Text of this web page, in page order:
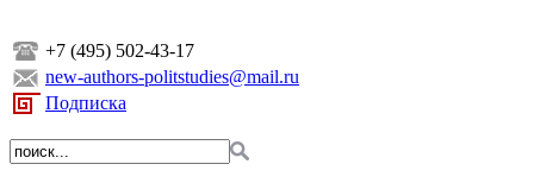
+7 (495) 502-43-17
new-authors-politstudies@mail.ru
Подписка